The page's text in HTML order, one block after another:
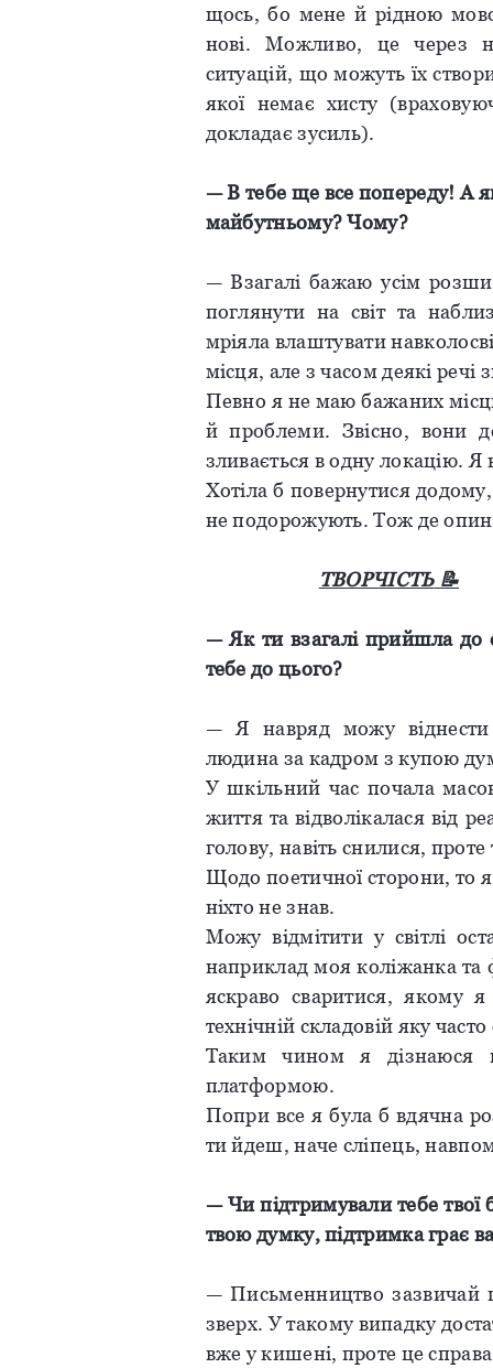
щось, бо мене й рідною
нові. Можливо, це через
ситуацій, що можуть їх
якої немає хисту
докладає зусиль).
— В тебе ще все попереду!А
майбутньому?Чому?
— Взагалі бажаю усім
поглянути на світ та
мріяла влаштувати
місця, але з часом деякі речі
Певно я не маю бажаних
й проблеми. Звісно, вони
зливається в одну локацію.
Хотіла б повернутися
не подорожують. Тож де
ТВОРЧІСТЬ📝
—Як ти взагалі прийшла до
тебе до цього?
— Я навряд можу віднести
людина за кадром з купою
У шкільний час почала
життя та відволікалася від
голову, навіть снилися,
Щодо поетичної сторони, то
ніхто не знав.
Можу відмітити у світлі
наприклад моя коліжанка та
яскраво сваритися, якому
технічній складовій яку
Таким чином я дізнаюся
платформою.
Попри все я була б вдячна
ти йдеш, наче сліпець,
—Чи підтримували тебе твої
твою думку,підтримка грає
— Письменництво зазвичай
зверх. У такому випадку
вже у кишені, проте це